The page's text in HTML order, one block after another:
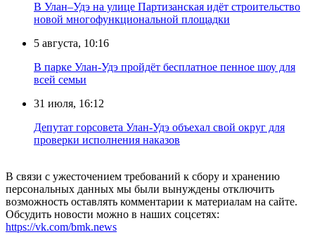
В Улан–Удэ на улице Партизанская идёт строительство
новой многофункциональной площадки
5 августа, 10:16
В парке Улан-Удэ пройдёт бесплатное пенное шоу для
всей семьи
31 июля, 16:12
Депутат горсовета Улан-Удэ объехал свой округ для
проверки исполнения наказов
В связи с ужесточением требований к сбору и хранению
персональных данных мы были вынуждены отключить
возможность оставлять комментарии к материалам на сайте.
Обсудить новости можно в наших соцсетях:
https://vk.com/bmk.news